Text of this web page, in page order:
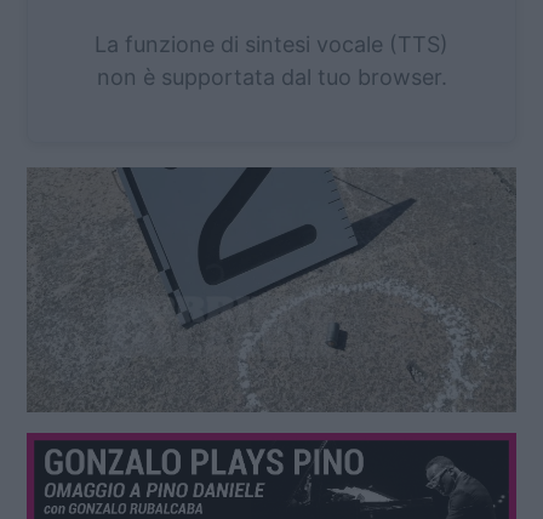
La funzione di sintesi vocale (TTS)
non è supportata dal tuo browser.